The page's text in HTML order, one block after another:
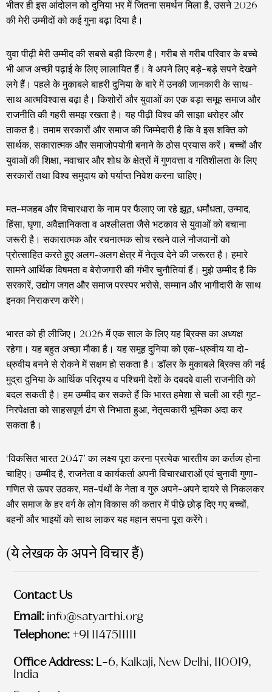
भीतर ही इस आंदोलन को दुनिया भर में जितना समर्थन मिला है, उसने 2026
की मेरी उम्मीदों को कई गुना बढ़ा दिया है।
युवा पीढ़ी मेरी उम्मीद की सबसे बड़ी किरण है। गरीब से गरीब परिवार के बच्चे
भी आज अच्छी पढ़ाई के लिए लालायित हैं। वे अपने लिए बड़े-बड़े सपने देखने
लगे हैं। पहले के मुकाबले बाहरी दुनिया के बारे में उनकी जानकारी के साथ-
साथ आत्मविश्वास बढ़ा है। किशोरों और युवाओं का एक बड़ा समूह समाज और
राजनीति की गहरी समझ रखता है। यह पीढ़ी विश्व की साझा धरोहर और
ताकत है। तमाम सरकारों और समाज की जिम्मेदारी है कि वे इस शक्ति को
सार्थक, सकारात्मक और समाजोपयोगी बनाने के ठोस प्रयास करें। बच्चों और
युवाओं की शिक्षा, नवाचार और शोध के क्षेत्रों में गुणवत्ता व गतिशीलता के लिए
सरकारों तथा विश्व समुदाय को पर्याप्त निवेश करना चाहिए।
मत-मजहब और विचारधारा के नाम पर फैलाए जा रहे झूठ, धर्मांधता, उन्माद,
हिंसा, घृणा, अवैज्ञानिकता व अश्लीलता जैसे भटकाव से युवाओं को बचाना
जरूरी है। सकारात्मक और रचनात्मक सोच रखने वाले नौजवानों को
प्रोत्साहित करते हुए अलग-अलग क्षेत्र में नेतृत्व देने की जरूरत है। हमारे
सामने आर्थिक विषमता व बेरोजगारी की गंभीर चुनौतियां हैं। मुझे उम्मीद है कि
सरकारें, उद्योग जगत और समाज परस्पर भरोसे, सम्मान और भागीदारी के साथ
इनका निराकरण करेंगे।
भारत को ही लीजिए। 2026 में एक साल के लिए यह ब्रिक्स का अध्यक्ष
रहेगा। यह बहुत अच्छा मौका है। यह समूह दुनिया को एक-ध्रुवीय या दो-
ध्रुवीय बनने से रोकने में सक्षम हो सकता है। डॉलर के मुकाबले ब्रिक्स की नई
मुद्रा दुनिया के आर्थिक परिदृश्य व पश्चिमी देशों के दबदबे वाली राजनीति को
बदल सकती है। हम उम्मीद कर सकते हैं कि भारत हमेशा से चली आ रही गुट-
निरपेक्षता को साहसपूर्ण ढंग से निभाता हुआ, नेतृत्वकारी भूमिका अदा कर
सकता है।
‘विकसित भारत 2047’ का लक्ष्य पूरा करना प्रत्येक भारतीय का कर्तव्य होना
चाहिए। उम्मीद है, राजनेता व कार्यकर्ता अपनी विचारधाराओं एवं चुनावी गुणा-
गणित से ऊपर उठकर, मत-पंथों के नेता व गुरु अपने-अपने दायरे से निकलकर
और समाज के हर वर्ग के लोग विकास की कतार में पीछे छोड़ दिए गए बच्चों,
बहनों और भाइयों को साथ लाकर यह महान सपना पूरा करेंगे।
(ये लेखक के अपने विचार हैं)
Contact Us
Email: info@satyarthi.org
Telephone: +91 1147511111
Office Address: L-6, Kalkaji, New Delhi, 110019,
India